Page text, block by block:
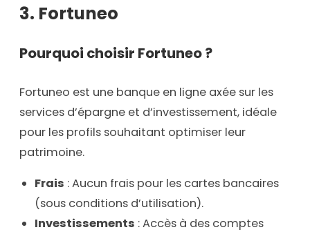
3. Fortuneo
Pourquoi choisir Fortuneo ?
Fortuneo est une banque en ligne axée sur les
services d’épargne et d’investissement, idéale
pour les profils souhaitant optimiser leur
patrimoine.
Frais : Aucun frais pour les cartes bancaires
(sous conditions d’utilisation).
Investissements : Accès à des comptes